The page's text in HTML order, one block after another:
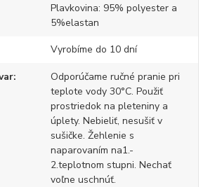
Plavkovina: 95% polyester a
5%elastan
Vyrobíme do 10 dní
Odporúčame ručné pranie pri
teplote vody 30°C. Použiť
prostriedok na pleteniny a
úplety. Nebieliť, nesušiť v
sušičke. Žehlenie s
naparovaním na1.-
2.teplotnom stupni. Nechať
voľne uschnúť.